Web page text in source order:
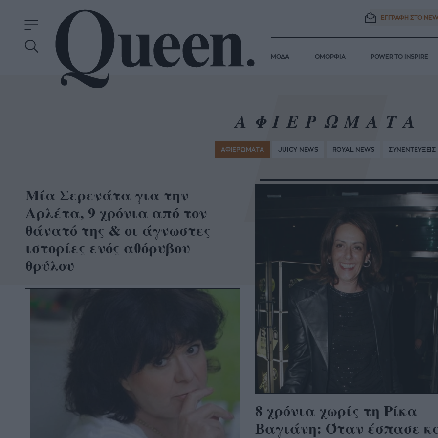
ΕΓΓΡΑΦΗ ΣΤΟ
ΜΟΔΑ ΟΜΟΡΦΙΑ POWER TO INSPIRE
ΑΦΙΕΡΩΜΑΤΑ
ΑΦΙΕΡΩΜΑΤΑ JUICY NEWS ROYAL NEWS ΣΥΝΕΝΤΕΥΞΕΙΣ
Μία Σερενάτα για την
Αρλέτα, 9 χρόνια από τον
θάνατό της & οι άγνωστες
ιστορίες ενός αθόρυβου
θρύλου
8 χρόνια χωρίς τη Ρίκα
Βαγιάνη: Όταν έσπασε